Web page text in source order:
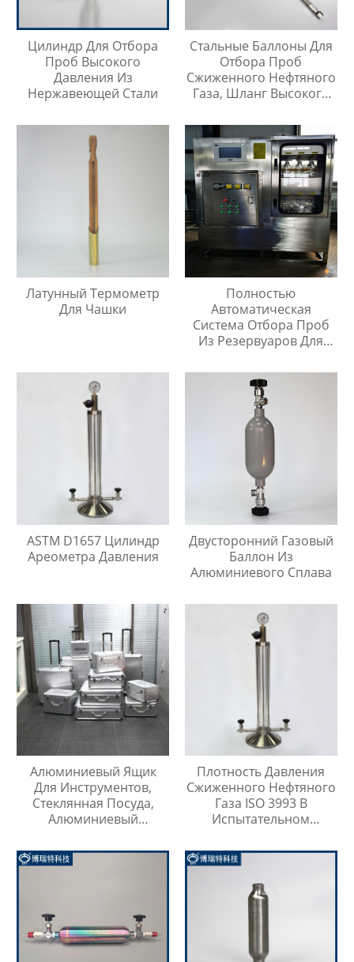
Цилиндр Для Отбора
Проб Высокого
Давления Из
Нержавеющей Стали
Стальные Баллоны Для
Отбора Проб
Сжиженного Нефтяного
Газа, Шланг Высокого
Метр
Латунный Термометр
Для Чашки
Полностью
Автоматическая
Система Отбора Проб
Из Резервуаров Для
Любой Высоте
ASTM D1657 Цилиндр
Ареометра Давления
Двусторонний Газовый
Баллон Из
Алюминиевого Сплава
Алюминиевый Ящик
Для Инструментов,
Стеклянная Посуда,
Алюминиевый
Плотность Давления
Сжиженного Нефтяного
Газа ISO 3993 В
Испытательном
Углеводородов